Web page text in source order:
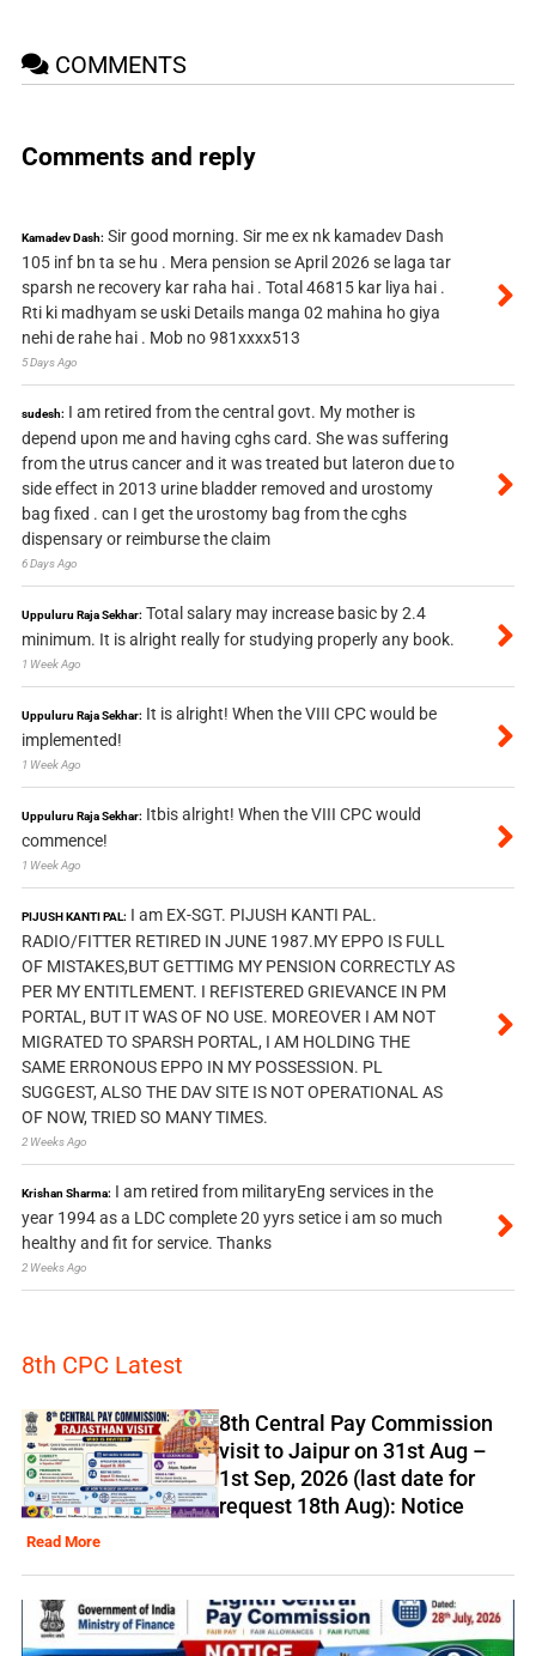
COMMENTS
Comments and reply
Kamadev Dash: Sir good morning. Sir me ex nk kamadev Dash
105 inf bn ta se hu . Mera pension se April 2026 se laga tar
sparsh ne recovery kar raha hai . Total 46815 kar liya hai .
Rti ki madhyam se uski Details manga 02 mahina ho giya
nehi de rahe hai . Mob no 981xxxx513
5 Days Ago
sudesh: I am retired from the central govt. My mother is
depend upon me and having cghs card. She was suffering
from the utrus cancer and it was treated but lateron due to
side effect in 2013 urine bladder removed and urostomy
bag fixed . can I get the urostomy bag from the cghs
dispensary or reimburse the claim
6 Days Ago
Uppuluru Raja Sekhar: Total salary may increase basic by 2.4
minimum. It is alright really for studying properly any book.
1 Week Ago
Uppuluru Raja Sekhar: It is alright! When the VIII CPC would be
implemented!
1 Week Ago
Uppuluru Raja Sekhar: Itbis alright! When the VIII CPC would
commence!
1 Week Ago
PIJUSH KANTI PAL: I am EX-SGT. PIJUSH KANTI PAL.
RADIO/FITTER RETIRED IN JUNE 1987.MY EPPO IS FULL
OF MISTAKES,BUT GETTIMG MY PENSION CORRECTLY AS
PER MY ENTITLEMENT. I REFISTERED GRIEVANCE IN PM
PORTAL, BUT IT WAS OF NO USE. MOREOVER I AM NOT
MIGRATED TO SPARSH PORTAL, I AM HOLDING THE
SAME ERRONOUS EPPO IN MY POSSESSION. PL
SUGGEST, ALSO THE DAV SITE IS NOT OPERATIONAL AS
OF NOW, TRIED SO MANY TIMES.
2 Weeks Ago
Krishan Sharma: I am retired from militaryEng services in the
year 1994 as a LDC complete 20 yyrs setice i am so much
healthy and fit for service. Thanks
2 Weeks Ago
8th CPC Latest
8th Central Pay Commission
visit to Jaipur on 31st Aug –
1st Sep, 2026 (last date for
request 18th Aug): Notice
Read More